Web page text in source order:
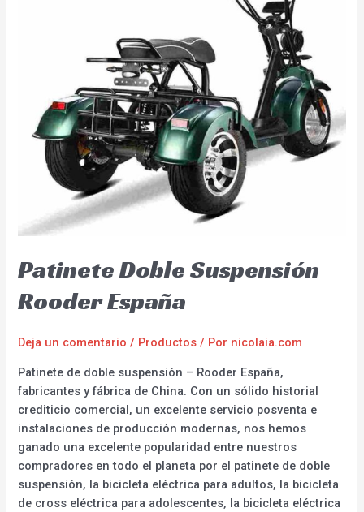
Patinete Doble Suspensión
Rooder España
Deja un comentario / Productos / Por nicolaia.com
Patinete de doble suspensión – Rooder España,
fabricantes y fábrica de China. Con un sólido historial
crediticio comercial, un excelente servicio posventa e
instalaciones de producción modernas, nos hemos
ganado una excelente popularidad entre nuestros
compradores en todo el planeta por el patinete de doble
suspensión, la bicicleta eléctrica para adultos, la bicicleta
de cross eléctrica para adolescentes, la bicicleta eléctrica